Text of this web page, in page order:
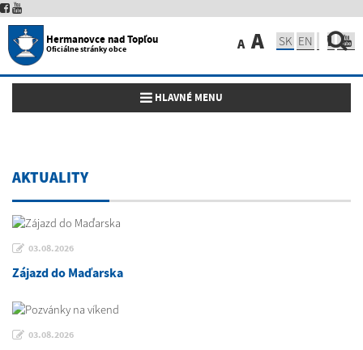
Hermanovce nad Topľou
Oficiálne stránky obce A A SK EN
Toggle navigation
HLAVNÉ MENU
AKTUALITY
03.08.2026
Zájazd do Maďarska
03.08.2026